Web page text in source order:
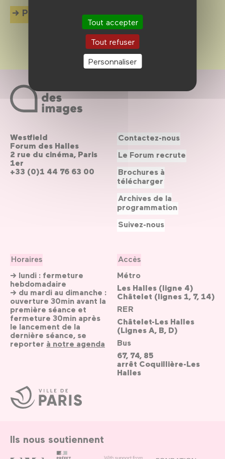
Tout accepter
Tout refuser
Personnaliser
Plus d'info
Ville
de
Paris
Westfield
Forum des Halles
2 rue du cinéma, Paris
1er
+33 (0)1 44 76 63 00
Horaires
→ lundi : fermeture
hebdomadaire
→ du mardi au dimanche :
ouverture 30min avant la
première séance et
fermeture 30min après
le lancement de la
dernière séance, se
reporter à notre agenda
Accès
Métro
Les Halles (ligne 4)
Châtelet (lignes 1, 7, 14)
RER
Châtelet-Les Halles
(Lignes A, B, D)
Bus
67, 74, 85
arrêt Coquillière-Les
Halles
Contactez-nous
Le Forum recrute
Brochures à
télécharger
Archives de la
programmation
Suivez-nous
Ils nous soutiennent